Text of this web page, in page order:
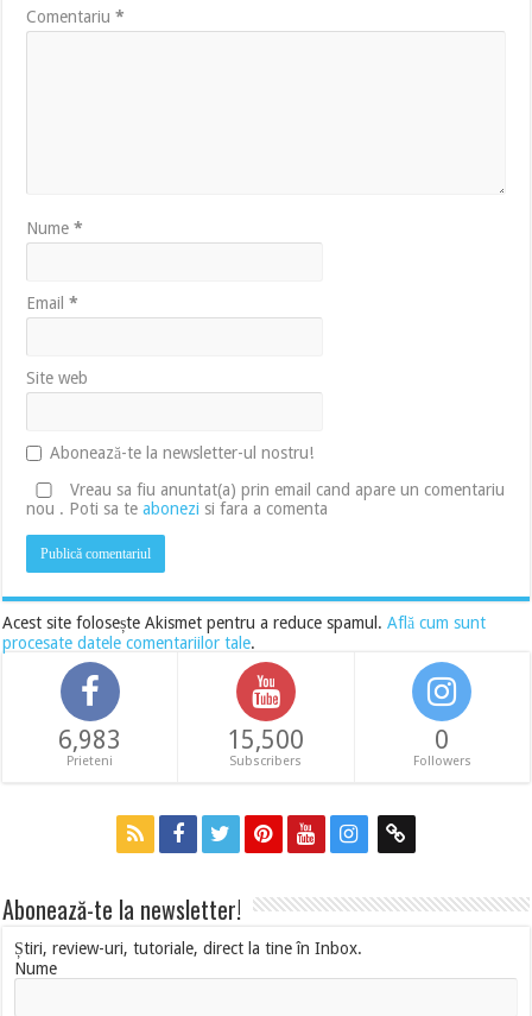
Comentariu*
Nume*
Email*
Site web
Abonează-te la newsletter-ul nostru!
Vreau sa fiu anuntat(a) prin email cand apare un comentariu
nou . Poti sa teabonezi si fara a comenta
Acest site folosește Akismet pentru a reduce spamul.Află cum sunt
procesate datele comentariilor tale.
6,983
Prieteni
15,500
Subscribers
0
Followers
Abonează-te la newsletter!
Știri, review-uri, tutoriale, direct la tine în Inbox.
Nume